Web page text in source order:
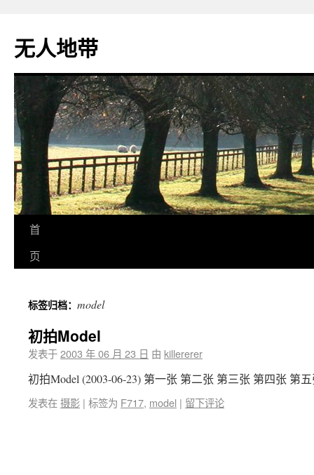
无人地带
首
页
标签归档： model
初拍Model
发表于2003 年 06 月 23 日 由 killererer
初拍Model (2003-06-23) 第一张 第二张 第三张 第四张 第
发表在摄影 | 标签为 F717, model | 留下评论